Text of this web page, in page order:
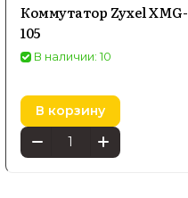
Коммутатор Zyxel XMG-
105
В наличии: 10
В корзину